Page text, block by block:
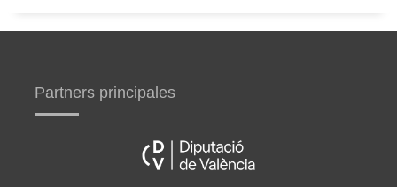
Partners principales